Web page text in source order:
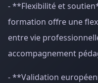
- **Flexibilité et
formation offre une
entre vie
accompagnement
- **Validation